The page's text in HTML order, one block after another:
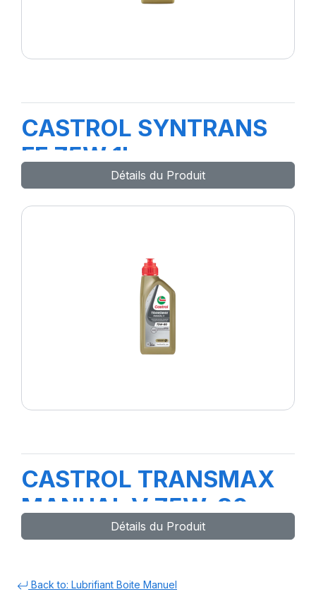
CASTROL SYNTRANS
FE 75W 1L
Détails du Produit
CASTROL TRANSMAX
MANUAL V 75W-80
12X1L Y5Détails du Produit
Back to: Lubrifiant Boite Manuel